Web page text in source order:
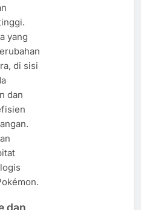
yang
di sisi
dan
dan